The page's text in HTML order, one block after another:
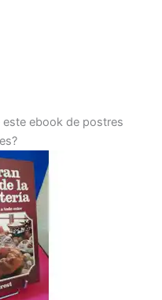
este ebook de postres